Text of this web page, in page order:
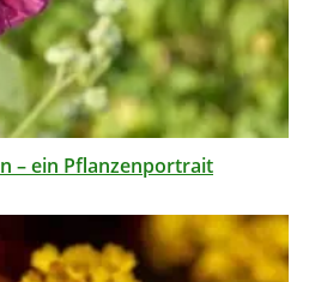
– ein Pflanzenportrait